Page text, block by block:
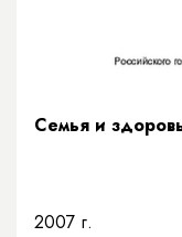
Семья и
2007 г.